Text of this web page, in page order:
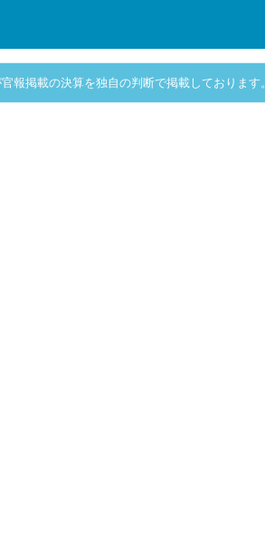
報掲載の決算を独自の判断で掲載しております。